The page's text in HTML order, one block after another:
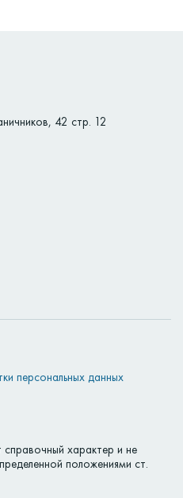
42 стр. 12
персональных данных
характер и не
положениями ст.